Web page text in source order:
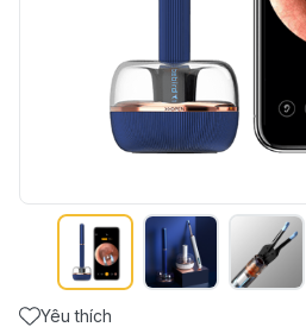
Yêu thích